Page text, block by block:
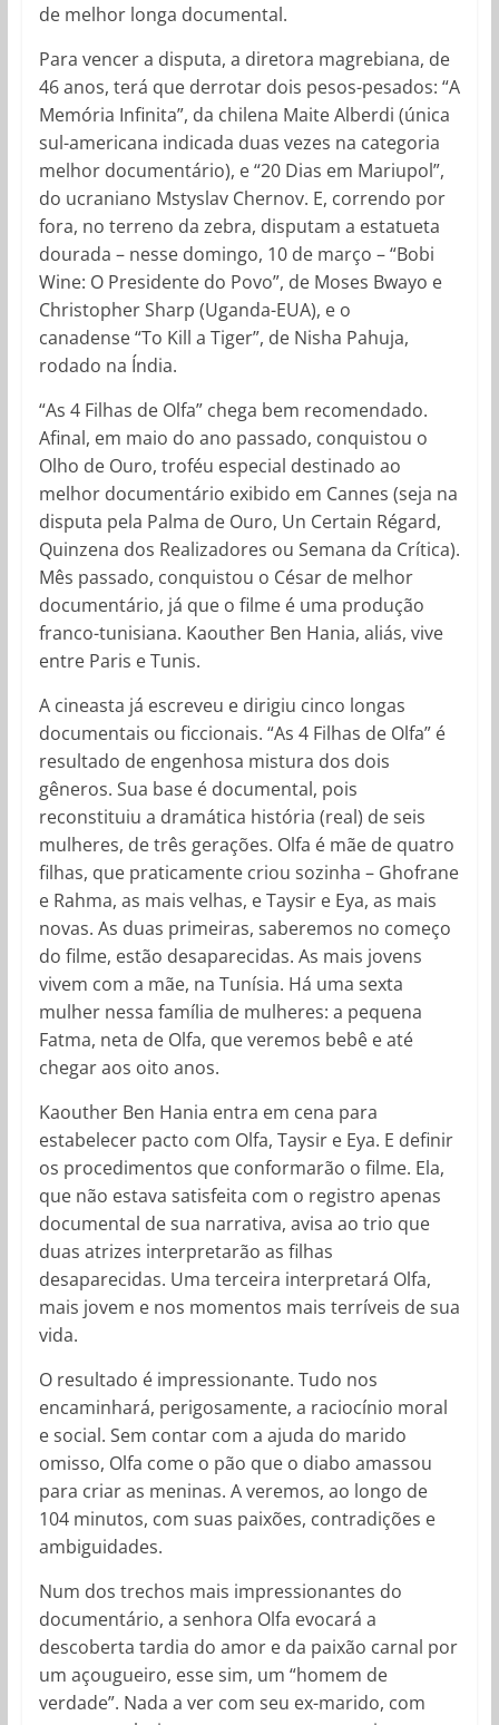
de melhor longa documental.
Para vencer a disputa, a diretora magrebiana, de
46 anos, terá que derrotar dois pesos-pesados: “A
Memória Infinita”, da chilena Maite Alberdi (única
sul-americana indicada duas vezes na categoria
melhor documentário), e “20 Dias em Mariupol”,
do ucraniano Mstyslav Chernov. E, correndo por
fora, no terreno da zebra, disputam a estatueta
dourada – nesse domingo, 10 de março – “Bobi
Wine: O Presidente do Povo”, de Moses Bwayo e
Christopher Sharp (Uganda-EUA), e o
canadense “To Kill a Tiger”, de Nisha Pahuja,
rodado na Índia.
“As 4 Filhas de Olfa” chega bem recomendado.
Afinal, em maio do ano passado, conquistou o
Olho de Ouro, troféu especial destinado ao
melhor documentário exibido em Cannes (seja na
disputa pela Palma de Ouro, Un Certain Régard,
Quinzena dos Realizadores ou Semana da Crítica).
Mês passado, conquistou o César de melhor
documentário, já que o filme é uma produção
franco-tunisiana. Kaouther Ben Hania, aliás, vive
entre Paris e Tunis.
A cineasta já escreveu e dirigiu cinco longas
documentais ou ficcionais. “As 4 Filhas de Olfa” é
resultado de engenhosa mistura dos dois
gêneros. Sua base é documental, pois
reconstituiu a dramática história (real) de seis
mulheres, de três gerações. Olfa é mãe de quatro
filhas, que praticamente criou sozinha – Ghofrane
e Rahma, as mais velhas, e Taysir e Eya, as mais
novas. As duas primeiras, saberemos no começo
do filme, estão desaparecidas. As mais jovens
vivem com a mãe, na Tunísia. Há uma sexta
mulher nessa família de mulheres: a pequena
Fatma, neta de Olfa, que veremos bebê e até
chegar aos oito anos.
Kaouther Ben Hania entra em cena para
estabelecer pacto com Olfa, Taysir e Eya. E definir
os procedimentos que conformarão o filme. Ela,
que não estava satisfeita com o registro apenas
documental de sua narrativa, avisa ao trio que
duas atrizes interpretarão as filhas
desaparecidas. Uma terceira interpretará Olfa,
mais jovem e nos momentos mais terríveis de sua
vida.
O resultado é impressionante. Tudo nos
encaminhará, perigosamente, a raciocínio moral
e social. Sem contar com a ajuda do marido
omisso, Olfa come o pão que o diabo amassou
para criar as meninas. A veremos, ao longo de
104 minutos, com suas paixões, contradições e
ambiguidades.
Num dos trechos mais impressionantes do
documentário, a senhora Olfa evocará a
descoberta tardia do amor e da paixão carnal por
um açougueiro, esse sim, um “homem de
verdade”. Nada a ver com seu ex-marido, com